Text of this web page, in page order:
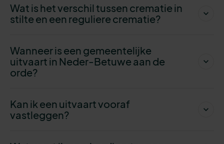
Wat is het verschil tussen crematie in
stilte en een reguliere crematie?
Wanneer is een gemeentelijke
uitvaart in Neder-Betuwe aan de
orde?
Kan ik een uitvaart vooraf
vastleggen?